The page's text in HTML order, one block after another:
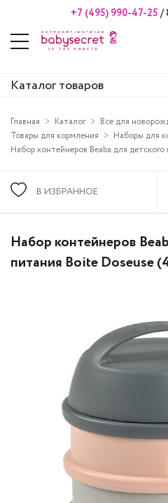
+7 (495) 990-47-25 /
Каталог товаров
Главная Каталог
Все для
Товары для кормления
Наборы для
Набор контейнеров Beaba для
В ИЗБРАННОЕ
Набор контейнеров
питания Boite Doseuse